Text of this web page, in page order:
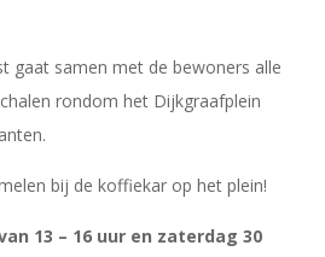
gaat samen met de bewoners alle
rondom het Dijkgraafplein
bij de koffiekar op het plein!
13 – 16 uur en zaterdag 30